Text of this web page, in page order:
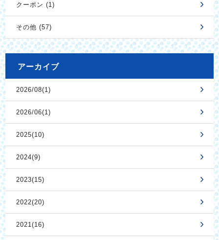
クーポン (1)
その他 (57)
アーカイブ
2026/08(1)
2026/06(1)
2025(10)
2024(9)
2023(15)
2022(20)
2021(16)